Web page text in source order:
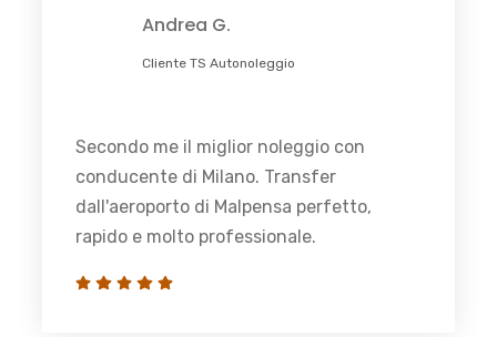
Andrea G.
Cliente TS Autonoleggio
Secondo me il miglior noleggio con
conducente di Milano. Transfer
dall'aeroporto di Malpensa perfetto,
rapido e molto professionale.